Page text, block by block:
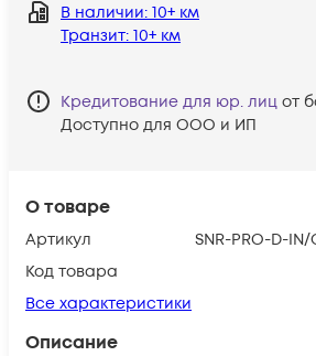
О товаре
Артикул
SNR-PRO-D-IN/
Код товара
Все характеристики
Описание
В наличии: 10+ км
Транзит: 10+ км
Кредитование для юр. лиц от
Доступно для ООО и ИП